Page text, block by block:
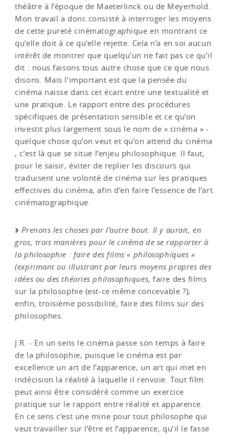
théâtre à l’époque de Maeterlinck ou de Meyerhold.
Mon travail a donc consisté à interroger les moyens
de cette pureté cinématographique en montrant ce
qu’elle doit à ce qu’elle rejette. Cela n’a en soi aucun
intérêt de montrer que quelqu’un ne fait pas ce qu’il
dit : nous faisons tous autre chose que ce que nous
disons. Mais l’important est que la pensée du
cinéma naisse dans cet écart entre une textualité et
une pratique. Le rapport entre des procédures
spécifiques de présentation sensible et ce qu’on
investit plus largement sous le nom de « cinéma » ­
quelque chose qu’on veut et qu’on attend du cinéma
­, c’est là que se situe l’enjeu philosophique. Il faut,
pour le saisir, éviter de replier les discours qui
traduisent une volonté de cinéma sur les pratiques
effectives du cinéma, afin d’en faire l’essence de l’art
cinématographique.
Prenons les choses par l’autre bout. Il y aurait, en
gros, trois manières pour le cinéma de se rapporter à
la philosophie : faire des films « philosophiques »
(exprimant ou illustrant par leurs moyens propres des
idées ou des théories philosophiques, faire des films
sur la philosophie (est-ce même concevable ?),
enfin, troisième possibilité, faire des films sur des
philosophes.
J.R. - En un sens le cinéma passe son temps à faire
de la philosophie, puisque le cinéma est par
excellence un art de l’apparence, un art qui met en
indécision la réalité à laquelle il renvoie. Tout film
peut ainsi être considéré comme un exercice
pratique sur le rapport entre réalité et apparence.
En ce sens c’est une mine pour tout philosophe qui
veut travailler sur l’être et l’apparence, qu’il le fasse